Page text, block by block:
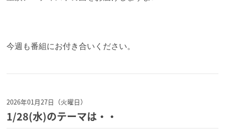
今週も番組にお付き合いください。
2026年01月27日（火曜日）
1/28(水)のテーマは・・